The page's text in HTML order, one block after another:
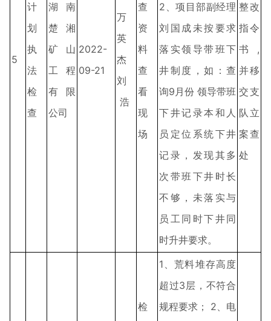
5
计
划
执
法
检
查
湖南
楚湘
矿山
工程
有限
公司
2022-
09-21
万
英
杰
刘
浩
查
资
料
查
看
现
场
2、项目部副经理
刘国成未按要求
落实领导带班下
井制度，如：查
询9月份 领导带班
下井记录本和人
员定位系统下井
记录，发现其多
次带班下井时长
不够，未落实与
员工同时下井同
时升井要求。
整改
指令
书,
并移
交支
队立
案查
处
检
1、荒料堆存高度
超过3层，不符合
规程要求； 2、电